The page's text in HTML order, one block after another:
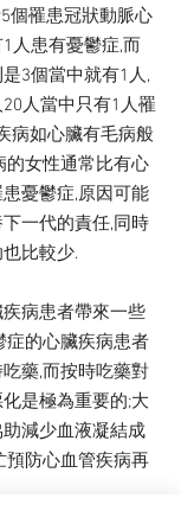
個罹患冠狀動脈心
人患有憂鬱症,而
3個當中就有1人,
人當中只有1人罹
病如心臟有毛病般
的女性通常比有心
憂鬱症,原因可能
一代的責任,同時
比較少.
病患者帶來一些
症的心臟疾病患者
藥,而按時吃藥對
是極為重要的;大
減少血液凝結成
預防心血管疾病再